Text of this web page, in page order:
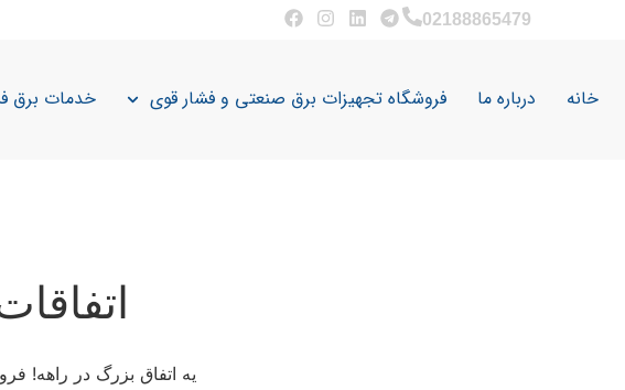
02188865479
خانه درباره ما فروشگاه تجهیزات برق صنعتی و فشار قوی خدمات برق
یه اتفاق بزرگ در راهه!